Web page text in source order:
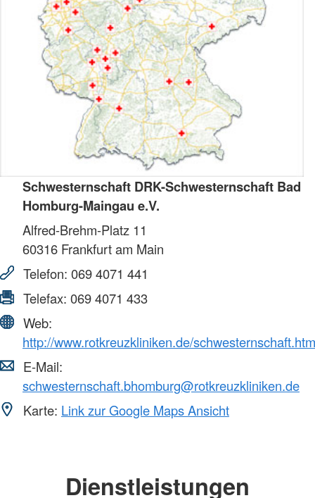
Schwesternschaft DRK-Schwesternschaft Bad
Homburg-Maingau e.V.
Alfred-Brehm-Platz 11
60316 Frankfurt am Main
Telefon: 069 4071 441
Telefax: 069 4071 433
Web:
http://www.rotkreuzkliniken.de/
E-Mail:
schwesternschaft.bhomburg@rotkreuzkliniken.de
Karte: Link zur Google Maps Ansicht
Dienstleistungen